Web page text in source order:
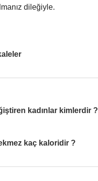
dileğiyle.
kadınlar kimlerdir ?
kaç kaloridir ?